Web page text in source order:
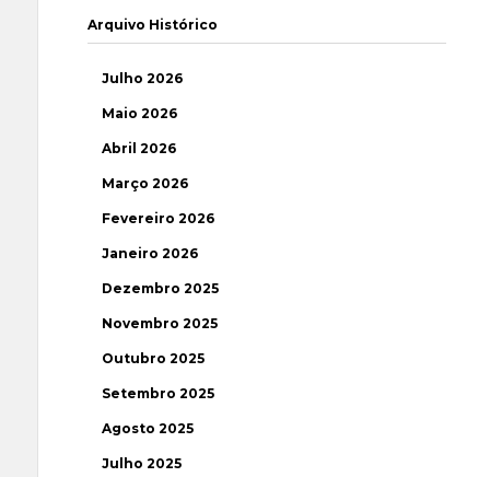
Arquivo Histórico
Julho 2026
Maio 2026
Abril 2026
Março 2026
Fevereiro 2026
Janeiro 2026
Dezembro 2025
Novembro 2025
Outubro 2025
Setembro 2025
Agosto 2025
Julho 2025